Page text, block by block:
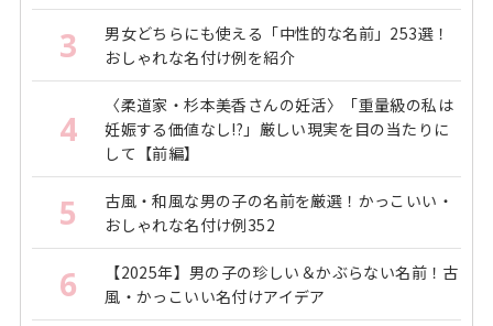
3
男女どちらにも使える「中性的な名前」253選！
おしゃれな名付け例を紹介
4
〈柔道家・杉本美香さんの妊活〉「重量級の私は
妊娠する価値なし!?」厳しい現実を目の当たりに
して【前編】
5
古風・和風な男の子の名前を厳選！かっこいい・
おしゃれな名付け例352
6
【2025年】男の子の珍しい＆かぶらない名前！古
風・かっこいい名付けアイデア